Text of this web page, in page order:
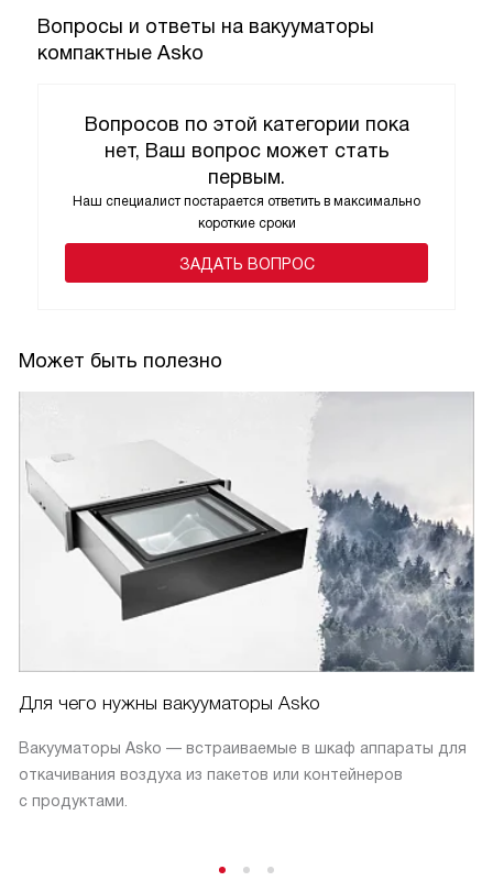
Вопросы и ответы на вакууматоры
компактные Asko
Вопросов по этой категории пока
нет, Ваш вопрос может стать
первым.
Наш специалист постарается ответить в максимально
короткие сроки
ЗАДАТЬ ВОПРОС
Может быть полезно
Для чего нужны вакууматоры Asko
Вакууматоры Asko — встраиваемые в шкаф аппараты для
откачивания воздуха из пакетов или контейнеров
с продуктами.